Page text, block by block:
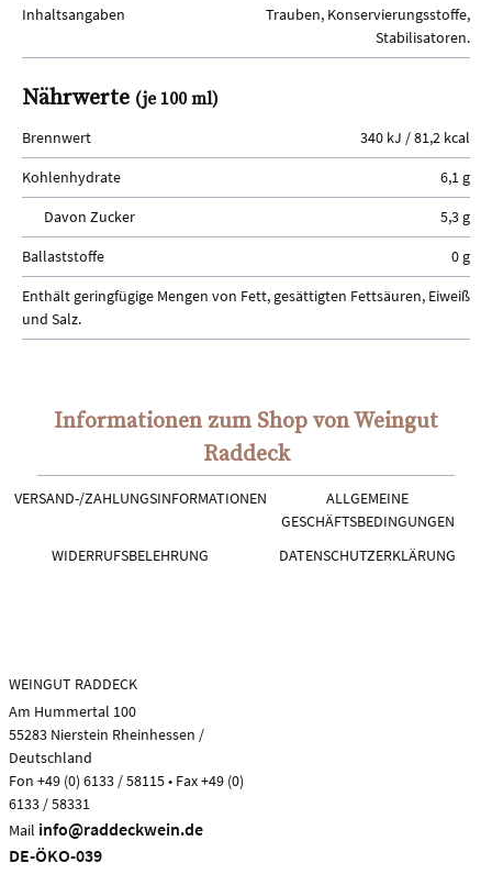
Inhaltsangaben
Trauben, Konservierungsstoffe,
Stabilisatoren.
Nährwerte (je 100 ml)
Brennwert
340 kJ / 81,2 kcal
Kohlenhydrate
6,1 g
Davon Zucker
5,3 g
Ballaststoffe
0 g
Enthält geringfügige Mengen von Fett, gesättigten Fettsäuren, Eiweiß
und Salz.
Informationen zum Shop von Weingut
Raddeck
VERSAND-/ZAHLUNGSINFORMATIONEN
ALLGEMEINE
GESCHÄFTSBEDINGUNGEN
WIDERRUFSBELEHRUNG
DATENSCHUTZERKLÄRUNG
WEINGUT RADDECK
Am Hummertal 100
55283 Nierstein Rheinhessen /
Deutschland
Fon +49 (0) 6133 / 58115 • Fax +49 (0)
6133 / 58331
Mail info@raddeckwein.de
DE-ÖKO-039